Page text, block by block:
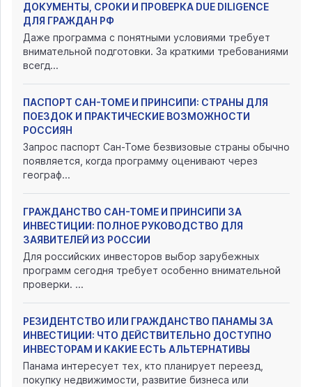
ДОКУМЕНТЫ, СРОКИ И ПРОВЕРКА DUE DILIGENCE
ДЛЯ ГРАЖДАН РФ
Даже программа с понятными условиями требует
внимательной подготовки. За краткими требованиями
всегд...
ПАСПОРТ САН-ТОМЕ И ПРИНСИПИ: СТРАНЫ ДЛЯ
ПОЕЗДОК И ПРАКТИЧЕСКИЕ ВОЗМОЖНОСТИ
РОССИЯН
Запрос паспорт Сан-Томе безвизовые страны обычно
появляется, когда программу оценивают через
географ...
ГРАЖДАНСТВО САН-ТОМЕ И ПРИНСИПИ ЗА
ИНВЕСТИЦИИ: ПОЛНОЕ РУКОВОДСТВО ДЛЯ
ЗАЯВИТЕЛЕЙ ИЗ РОССИИ
Для российских инвесторов выбор зарубежных
программ сегодня требует особенно внимательной
проверки. ...
РЕЗИДЕНТСТВО ИЛИ ГРАЖДАНСТВО ПАНАМЫ ЗА
ИНВЕСТИЦИИ: ЧТО ДЕЙСТВИТЕЛЬНО ДОСТУПНО
ИНВЕСТОРАМ И КАКИЕ ЕСТЬ АЛЬТЕРНАТИВЫ
Панама интересует тех, кто планирует переезд,
покупку недвижимости, развитие бизнеса или